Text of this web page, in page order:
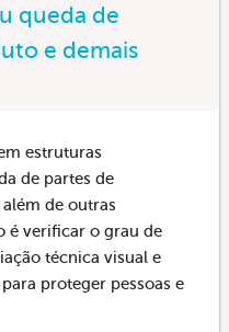
queda de
e demais
estruturas
de partes de
de outras
é verificar o grau de
técnica visual e
proteger pessoas e